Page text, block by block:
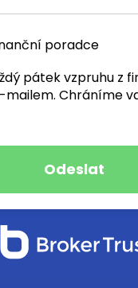
poradce
pátek vzpruhu z
mailem. Chráníme